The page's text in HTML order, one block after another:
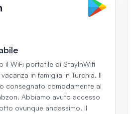
il WiFi portatile di StayInWifi
in famiglia in Turchia. Il
consegnato comodamente al
Abbiamo avuto accesso
ovunque andassimo. Il